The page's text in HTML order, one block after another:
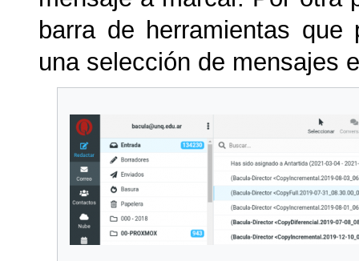
barra de herramientas
una selección de mensajes